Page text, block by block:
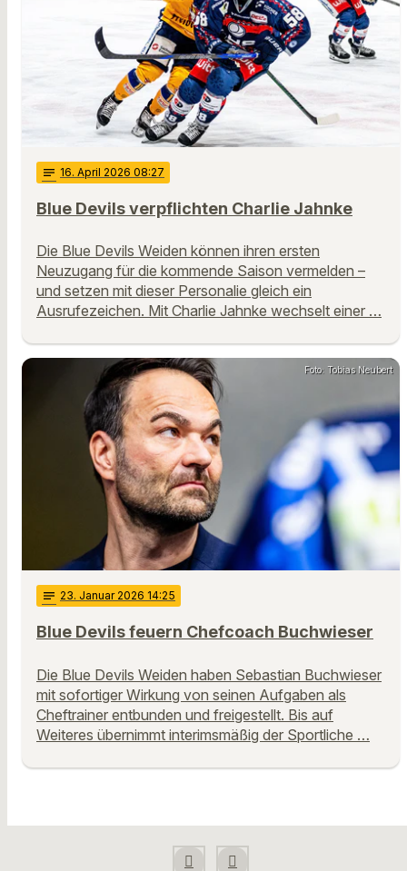
notes 16. April 2026 08:27
Blue Devils verpflichten Charlie Jahnke
Die Blue Devils Weiden können ihren ersten
Neuzugang für die kommende Saison vermelden –
und setzen mit dieser Personalie gleich ein
Ausrufezeichen. Mit Charlie Jahnke wechselt einer …
Foto: Tobias Neubert
notes 23. Januar 2026 14:25
Blue Devils feuern Chefcoach Buchwieser
Die Blue Devils Weiden haben Sebastian Buchwieser
mit sofortiger Wirkung von seinen Aufgaben als
Cheftrainer entbunden und freigestellt. Bis auf
Weiteres übernimmt interimsmäßig der Sportliche …